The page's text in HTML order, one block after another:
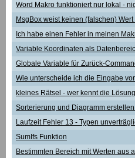
Word Makro funktioniert nur lokal -
MsgBox weist keinen (falschen) Wert
Ich habe einen Fehler in meinen
Variable Koordinaten als
Globale Variable für Zurück-
Wie unterscheide ich die Eingabe
kleines Rätsel - wer kennt die Lösung
Sorterierung und Diagramm
Laufzeit Fehler 13 - Typen
SumIfs Funktion
Bestimmten Bereich mit Werten aus